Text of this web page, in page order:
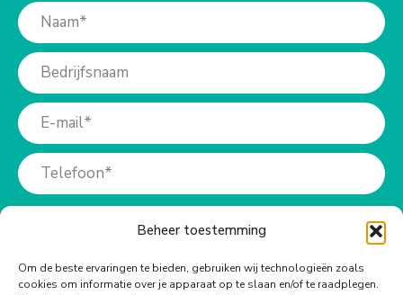
Beheer toestemming
Om de beste ervaringen te bieden, gebruiken wij technologieën zoals
cookies om informatie over je apparaat op te slaan en/of te raadplegen.